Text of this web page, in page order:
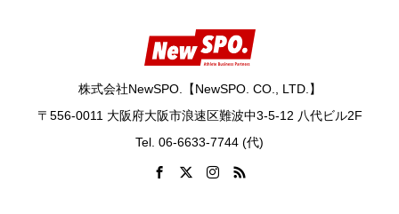
株式会社NewSPO.【NewSPO. CO., LTD.】
〒556-0011 大阪府大阪市浪速区難波中3-5-12 八代ビル2F
Tel. 06-6633-7744 (代)